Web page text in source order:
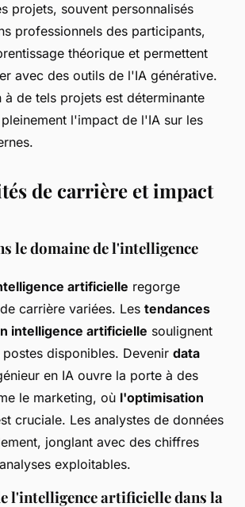
projets, souvent personnalisés
professionnels des participants,
théorique et permettent
avec des outils de l'IA générative.
à de tels projets est déterminante
l'impact de l'IA sur les
de carrière et impact
le domaine de l'intelligence
artificielle regorge
carrière variées. Les tendances
intelligence artificielle soulignent
disponibles. Devenir data
en IA ouvre la porte à des
le marketing, où l'optimisation
cruciale. Les analystes de données
jonglant avec des chiffres
exploitables.
l'intelligence artificielle dans la